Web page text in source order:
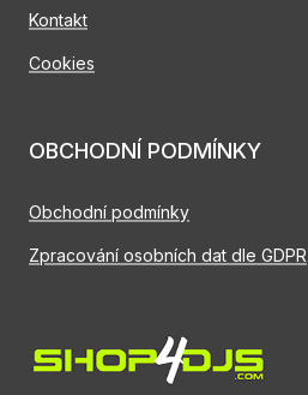
Kontakt
Cookies
OBCHODNÍ PODMÍNKY
Obchodní podmínky
Zpracování osobních dat dle GDPR